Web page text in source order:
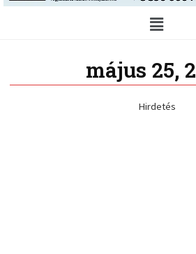
Main
Menu
május 25,
Hirdetés